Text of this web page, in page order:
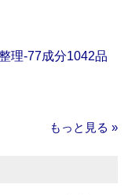
理‐77成分1042品
もっと見る »